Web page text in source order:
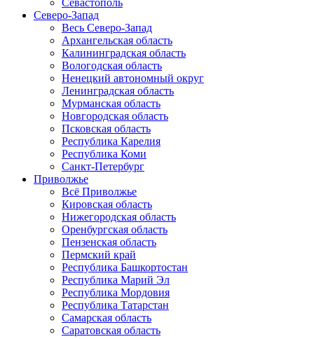
Севастополь
Северо-Запад
Весь Северо-Запад
Архангельская область
Калининградская область
Вологодская область
Ненецкий автономный округ
Ленинградская область
Мурманская область
Новгородская область
Псковская область
Республика Карелия
Республика Коми
Санкт-Петербург
Приволжье
Всё Приволжье
Кировская область
Нижегородская область
Оренбургская область
Пензенская область
Пермский край
Республика Башкортостан
Республика Марий Эл
Республика Мордовия
Республика Татарстан
Самарская область
Саратовская область